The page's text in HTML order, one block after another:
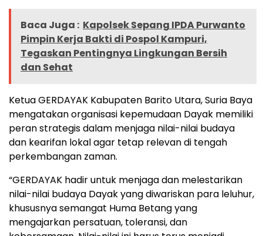
Baca Juga : Kapolsek Sepang IPDA Purwanto
Pimpin Kerja Bakti di Pospol Kampuri,
Tegaskan Pentingnya Lingkungan Bersih
dan Sehat
Ketua GERDAYAK Kabupaten Barito Utara, Suria Baya
mengatakan organisasi kepemudaan Dayak memiliki
peran strategis dalam menjaga nilai-nilai budaya
dan kearifan lokal agar tetap relevan di tengah
perkembangan zaman.
“GERDAYAK hadir untuk menjaga dan melestarikan
nilai-nilai budaya Dayak yang diwariskan para leluhur,
khususnya semangat Huma Betang yang
mengajarkan persatuan, toleransi, dan